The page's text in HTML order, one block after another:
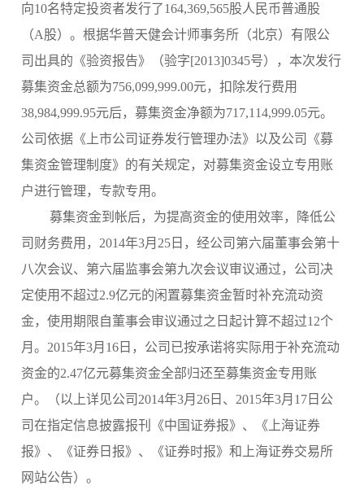
向10名特定投资者发行了164,369,565股人民币普通股
（A股）。根据华普天健会计师事务所（北京）有限公
司出具的《验资报告》（验字[2013]0345号），本次发行
募集资金总额为756,099,999.00元，扣除发行费用
38,984,999.95元后，募集资金净额为717,114,999.05元。
公司依据《上市公司证券发行管理办法》以及公司《募
集资金管理制度》的有关规定，对募集资金设立专用账
户进行管理，专款专用。
募集资金到帐后，为提高资金的使用效率，降低公
司财务费用，2014年3月25日，经公司第六届董事会第十
八次会议、第六届监事会第九次会议审议通过，公司决
定使用不超过2.9亿元的闲置募集资金暂时补充流动资
金，使用期限自董事会审议通过之日起计算不超过12个
月。2015年3月16日，公司已按承诺将实际用于补充流动
资金的2.47亿元募集资金全部归还至募集资金专用账
户。（以上详见公司2014年3月26日、2015年3月17日公
司在指定信息披露报刊《中国证券报》、《上海证券
报》、《证券日报》、《证券时报》和上海证券交易所
网站公告）。